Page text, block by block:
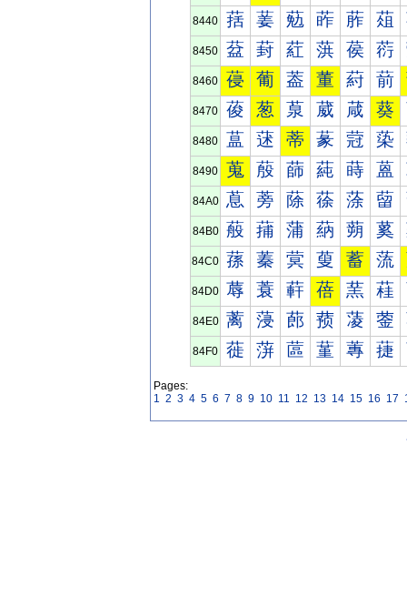
8440 葀 葁 葂 葃 葄 葅
8450 葐 葑 葒 葓 葔 葕
8460 葠 葡 葢 董 葤 葥
8470 葰 葱 葲 葳 葴 葵
8480 蒀 蒁 蒂 蒃 蒄 蒅
8490 蒐 蒑 蒒 蒓 蒔 蒕
84A0 蒠 蒡 蒢 蒣 蒤 蒥
84B0 蒰 蒱 蒲 蒳 蒴 蒵
84C0 蓀 蓁 蓂 蓃 蓄 蓅
84D0 蓐 蓑 蓒 蓓 蓔 蓕
84E0 蓠 蓡 蓢 蓣 蓤 蓥
84F0 蓰 蓱 蓲 蓳 蓴 蓵
Pages:
1 2 3 4 5 6 7 8 9 10 11 12 13 14 15 16 17